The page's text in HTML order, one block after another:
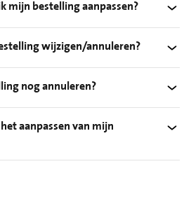
mijn bestelling aanpassen?
wijzigen/annuleren?
nog annuleren?
aanpassen van mijn